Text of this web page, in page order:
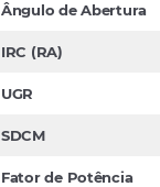
Ângulo de Abertura
IRC (RA)
UGR
SDCM
Fator de Potência